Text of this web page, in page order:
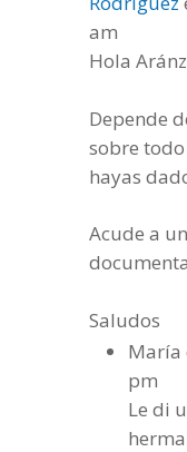
am
Hola
Depende
sobre
hayas
Acude a
Saludos
María
pm
Le di